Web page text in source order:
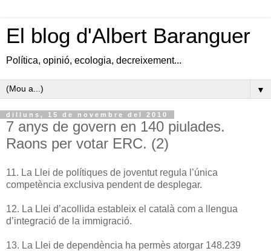
El blog d'Albert Baranguer
Política, opinió, ecologia, decreixement...
▼
dilluns, 15 de novembre del 2010
7 anys de govern en 140 piulades.
Raons per votar ERC. (2)
11. La Llei de polítiques de joventut regula l’única
competència exclusiva pendent de desplegar.
12. La Llei d’acollida estableix el català com a llengua
d’integració de la immigració.
13. La Llei de dependència ha permès atorgar 148.239